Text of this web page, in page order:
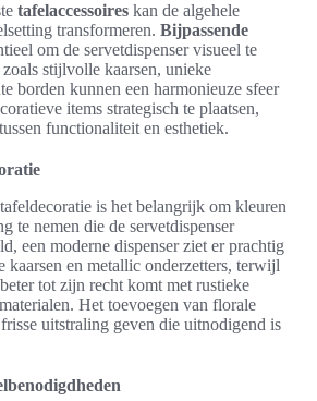
tafelaccessoires kan de algehele
transformeren. Bijpassende
om de servetdispenser visueel te
stijlvolle kaarsen, unieke
borden kunnen een harmonieuze sfeer
items strategisch te plaatsen,
functionaliteit en esthetiek.
is het belangrijk om kleuren
te nemen die de servetdispenser
een moderne dispenser ziet er prachtig
kaarsen en metallic onderzetters, terwijl
tot zijn recht komt met rustieke
Het toevoegen van florale
uitstraling geven die uitnodigend is